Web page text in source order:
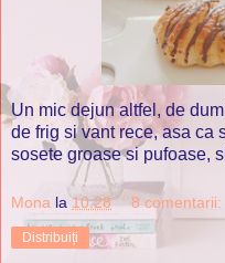
Un mic dejun altfel, de
de frig si vant rece, asa ca
sosete groase si pufoase,
Mona la 10:28 8 comentarii:
Distribuiți